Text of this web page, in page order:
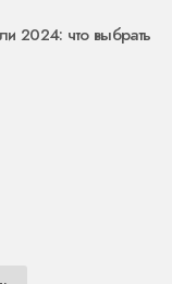
2024: что выбрать